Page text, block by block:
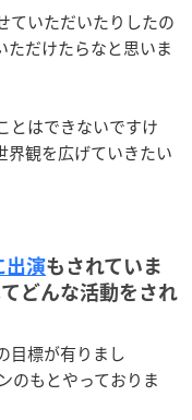
ていただいたりしたの
ただけたらなと思いま
とはできないですけ
界観を広げていきたい
出演もされていま
どんな活動をされ
目標が有りまし
のもとやっておりま